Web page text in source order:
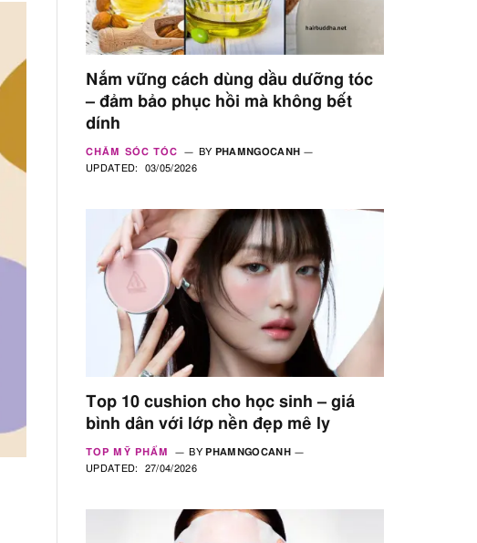
Nắm vững cách dùng dầu dưỡng tóc
– đảm bảo phục hồi mà không bết
dính
CHĂM SÓC TÓC BY PHAMNGOCANH
UPDATED:
03/05/2026
Top 10 cushion cho học sinh – giá
bình dân với lớp nền đẹp mê ly
TOP MỸ PHẨM BY PHAMNGOCANH
UPDATED:
27/04/2026